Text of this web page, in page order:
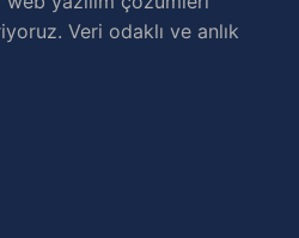
Veri odaklı ve anlık